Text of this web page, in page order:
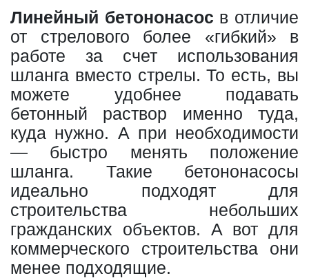
Линейный бетононасос в отличие
от стрелового более «гибкий» в
работе за счет использования
шланга вместо стрелы. То есть, вы
можете удобнее подавать
бетонный раствор именно туда,
куда нужно. А при необходимости
— быстро менять положение
шланга. Такие бетононасосы
идеально подходят для
строительства небольших
гражданских объектов. А вот для
коммерческого строительства они
менее подходящие.